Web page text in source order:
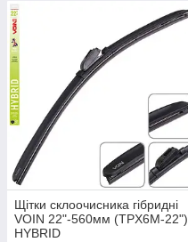
Щітки склоочисника гібридні
VOIN 22"-560мм (TPX6M-22")
HYBRID